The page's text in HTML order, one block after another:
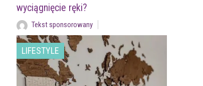
wyciągnięcie ręki?
Tekst sponsorowany
LIFESTYLE